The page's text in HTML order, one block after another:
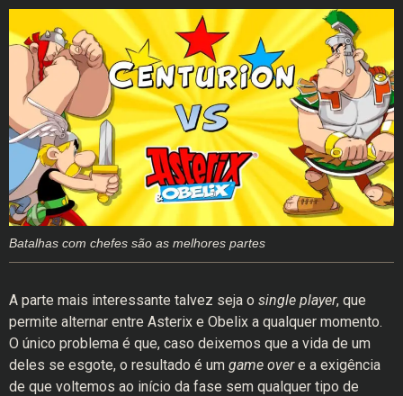
Batalhas com chefes são as melhores partes
A parte mais interessante talvez seja o single player, que
permite alternar entre Asterix e Obelix a qualquer momento.
O único problema é que, caso deixemos que a vida de um
deles se esgote, o resultado é um game overe a exigência
de que voltemos ao início da fase sem qualquer tipo de